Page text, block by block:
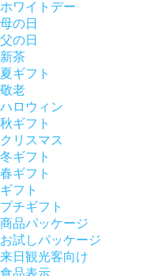
ホワイトデー
母の日
父の日
新茶
夏ギフト
敬老
ハロウィン
秋ギフト
クリスマス
冬ギフト
春ギフト
ギフト
プチギフト
商品パッケージ
お試しパッケージ
来日観光客向け
食品表示